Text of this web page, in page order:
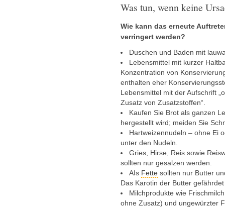
Was tun, wenn keine
Wie kann das erneute
verringert werden?
Duschen und Baden mit
Lebensmittel mit kurzer
Konzentration von
enthalten eher
Lebensmittel mit der Aufschrift
Zusatz von Zusatzstoffen“.
Kaufen Sie Brot als ganzen
hergestellt wird; meiden Sie
Hartweizennudeln – ohne Ei
unter den Nudeln.
Gries, Hirse, Reis sowie
sollten nur gesalzen werden.
AIs Fette sollten nur Butter
Das Karotin der Butter
Milchprodukte wie
ohne Zusatz) und ungewürzter